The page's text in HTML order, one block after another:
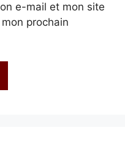
e-mail et mon site
prochain